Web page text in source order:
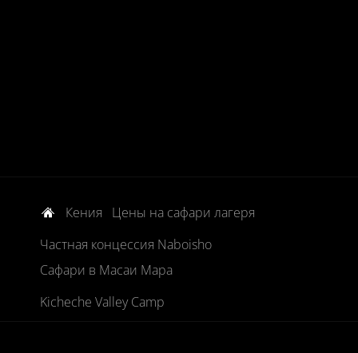
Кения
Цены на сафари лагеря
Частная концессия Naboisho
Сафари в Масаи Мара
Kicheche Valley Camp